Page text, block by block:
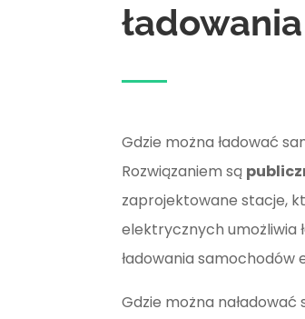
Gdzie można ładować
Rozwiązaniem są
zaprojektowane stacje,
elektrycznych umożliwia
ładowania
Gdzie można